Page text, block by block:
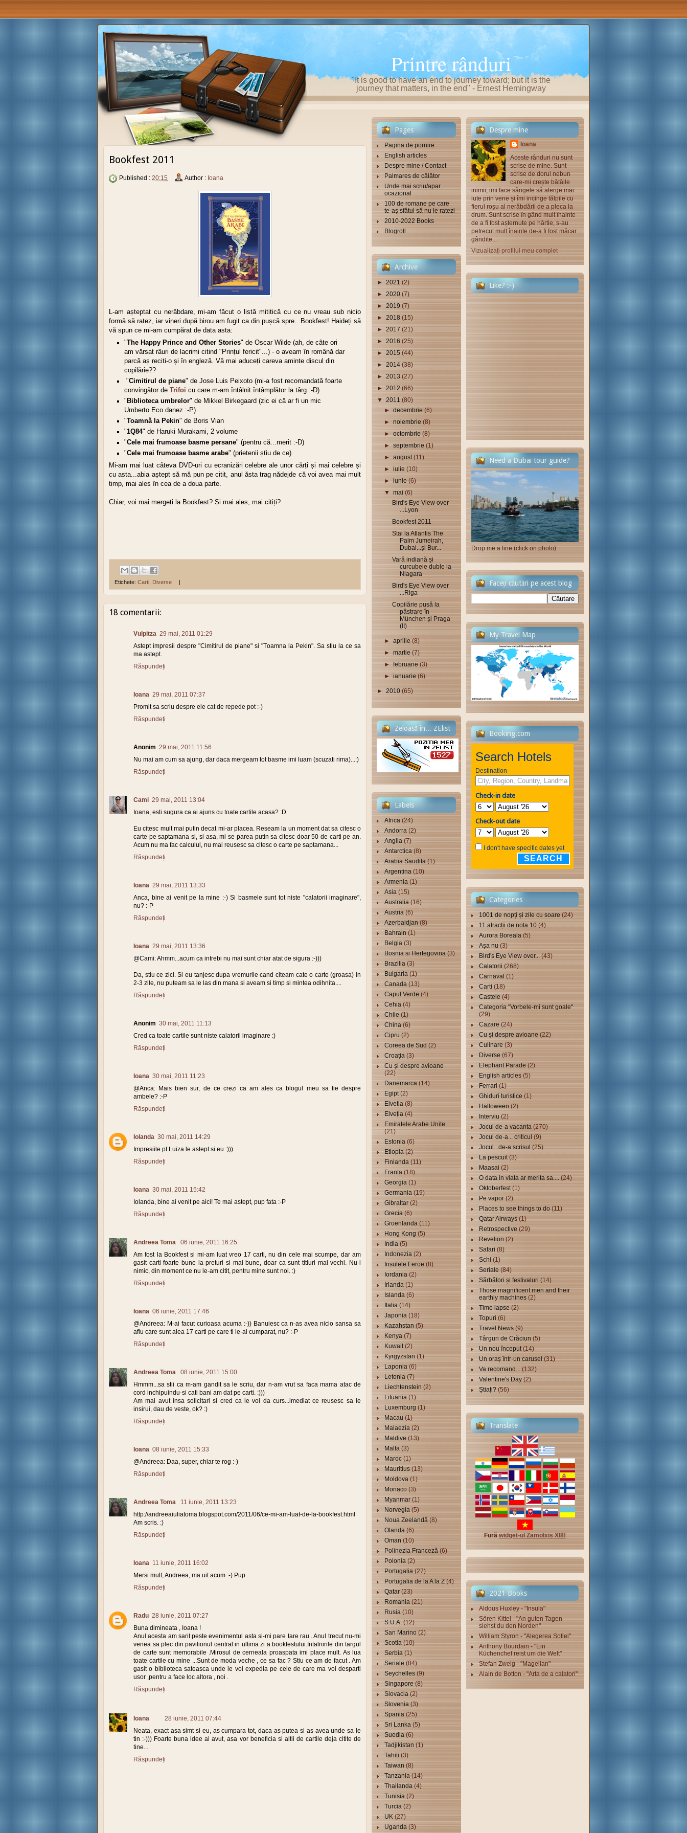
Printre rânduri
"It is good to have an end to journey toward; but it is the
journey that matters, in the end" - Ernest Hemingway
Bookfest 2011
Published : 20:15 Author : Ioana
L-am așteptat cu nerăbdare, mi-am făcut o listă mititică cu ce nu vreau sub nicio
formă să ratez, iar vineri după birou am fugit ca din pușcă spre...Bookfest! Haideți să
vă spun ce mi-am cumpărat de data asta:
"The Happy Prince and Other Stories" de Oscar Wilde (ah, de câte ori
am vărsat râuri de lacrimi citind "Prințul fericit"...) - o aveam în română dar
parcă aș reciti-o și în engleză. Vă mai aduceți careva aminte discul din
copilărie??
"Cimitirul de piane" de Jose Luis Peixoto (mi-a fost recomandată foarte
convingător de Trifoi cu care m-am întâlnit întâmplător la târg :-D)
" Biblioteca umbrelor" de Mikkel Birkegaard (zic ei că ar fi un mic
Umberto Eco danez :-P)
"Toamnă la Pekin" de Boris Vian
"1Q84" de Haruki Murakami, 2 volume
"Cele mai frumoase basme persane" (pentru că...merit :-D)
"Cele mai frumoase basme arabe" (prietenii știu de ce)
Mi-am mai luat câteva DVD-uri cu ecranizări celebre ale unor cărți și mai celebre și
cu asta...abia aștept să mă pun pe citit, anul ăsta trag nădejde că voi avea mai mult
timp, mai ales în cea de a doua parte.
Chiar, voi mai mergeți la Bookfest? Și mai ales, mai citiți?
Etichete: Carti Diverse |
18 comentarii:
Vulpitza 29 mai, 2011 01:29
Astept impresii despre "Cimitirul de piane" si "Toamna la Pekin". Sa stiu la ce sa
ma astept.
Răspundeți
Ioana 29 mai, 2011 07:37
Promit sa scriu despre ele cat de repede pot :-)
Răspundeți
Anonim 29 mai, 2011 11:56
Nu mai am cum sa ajung, dar daca mergeam tot basme imi luam (scuzati rima)...:)
Răspundeți
Cami 29 mai, 2011 13:04
Ioana, esti sugura ca ai ajuns cu toate cartile acasa? :D
Eu citesc mult mai putin decat mi-ar placea. Reseam la un moment dat sa citesc o
carte pe saptamana si, si-asa, mi se parea putin sa citesc doar 50 de carti pe an.
Acum nu ma fac calculul, nu mai reusesc sa citesc o carte pe saptamana...
Răspundeți
Ioana 29 mai, 2011 13:33
Anca, bine ai venit pe la mine :-) Si basmele sunt tot niste "calatorii imaginare",
nu? :-P
Răspundeți
Ioana 29 mai, 2011 13:36
@Cami: Ahmm...acum ca intrebi nu mai sunt chiar atat de sigura :-)))
Da, stiu ce zici. Si eu tanjesc dupa vremurile cand citeam cate o carte (groasa) in
2-3 zile, nu puteam sa le las din mana si aveam si timp si mintea odihnita....
Răspundeți
Anonim 30 mai, 2011 11:13
Cred ca toate cartile sunt niste calatorii imaginare :)
Răspundeți
Ioana 30 mai, 2011 11:23
@Anca: Mais bien sur, de ce crezi ca am ales ca blogul meu sa fie despre
ambele? :-P
Răspundeți
Iolanda 30 mai, 2011 14:29
Impresiile pt Luiza le astept si eu :)))
Răspundeți
Ioana 30 mai, 2011 15:42
Iolanda, bine ai venit pe aici! Te mai astept, pup fata :-P
Răspundeți
Andreea Toma
06 iunie, 2011 16:25
Am fost la Bookfest si mi-am luat vreo 17 carti, nu din cele mai scumpe, dar am
gasit carti foarte bune la preturi si mai bune, doar ca sunt titluri mai vechi. Nu-i
nimic, din moment ce nu le-am citit, pentru mine sunt noi. :)
Răspundeți
Ioana 06 iunie, 2011 17:46
@Andreea: M-ai facut curioasa acuma :-)) Banuiesc ca n-as avea nicio sansa sa
aflu care sunt alea 17 carti pe care ti le-ai cumparat, nu? :-P
Răspundeți
Andreea Toma
08 iunie, 2011 15:00
Hmmm...sa stii ca m-am gandit sa le scriu, dar n-am vrut sa faca mama atac de
cord inchipuindu-si cati bani am dat pe carti. :)))
Am mai avut insa solicitari si cred ca le voi da curs...imediat ce reusesc sa le
insirui, dau de veste, ok? :)
Răspundeți
Ioana 08 iunie, 2011 15:33
@Andreea: Daa, super, chiar te rog :-)
Răspundeți
Andreea Toma
11 iunie, 2011 13:23
http://andreeaiuliatoma.blogspot.com/2011/06/ce-mi-am-luat-de-la-bookfest.html
Am scris. :)
Răspundeți
Ioana 11 iunie, 2011 16:02
Mersi mult, Andreea, ma uit acum :-) Pup
Răspundeți
Radu 28 iunie, 2011 07:27
Buna dimineata , Ioana !
Anul acesta am sarit peste evenimentul asta si-mi pare tare rau . Anul trecut nu-mi
venea sa plec din pavilionul central in ultima zi a bookfestului.Intalnirile din targul
de carte sunt memorabile .Mirosul de cerneala proaspata imi place mult. As lua
toate cartile cu mine ...Sunt de moda veche , ce sa fac ? Stiu ce am de facut . Am
gasit o biblioteca sateasca unde le voi expedia pe cele de care ma voi desparti
usor ,pentru a face loc altora , noi .
Răspundeți
Ioana
28 iunie, 2011 07:44
Neata, exact asa simt si eu, as cumpara tot, daca as putea si as avea unde sa le
tin :-))) Foarte buna idee ai avut, asa vor beneficia si altii de cartile deja citite de
tine...
Răspundeți
Pages
Pagina de pornire
English articles
Despre mine / Contact
Palmares de călător
Unde mai scriu/apar
ocazional
100 de romane pe care
te-aș sfătui să nu le ratezi
2010-2022 Books
Blogroll
Archive
► 2021 (2)
► 2020 (7)
► 2019 (7)
► 2018 (15)
► 2017 (21)
► 2016 (25)
► 2015 (44)
► 2014 (38)
►2013 (27)
►2012 (66)
▼ 2011 (80)
►decembrie (6)
►noiembrie (8)
►octombrie (8)
►septembrie (1)
►august (11)
►iulie (10)
►iunie (6)
▼mai (6)
Bird's Eye View over
...Lyon
Bookfest 2011
Stai la Atlantis The
Palm Jumeirah,
Dubai...și Bur...
Vară indiană și
curcubeie duble la
Niagara
Bird's Eye View over
...Riga
Copilărie pusă la
păstrare în
München și Praga
(II)
►aprilie (8)
►martie (7)
►februarie (3)
►ianuarie (6)
►2010 (65)
Zeloasă în... ZElist
:-)
Labels
Africa (24)
Andorra (2)
Anglia (7)
Antarctica (8)
Arabia Saudita (1)
Argentina (10)
Armenia (1)
Asia (15)
Australia (16)
Austria (6)
Azerbaidjan (8)
Bahrain (1)
Belgia (3)
Bosnia si Hertegovina (3)
Brazilia (3)
Bulgaria (1)
Canada (13)
Capul Verde (4)
Cehia (4)
Chile (1)
China (6)
Cipru (2)
Coreea de Sud (2)
Croația (3)
Cu și despre avioane
(22)
Danemarca (14)
Egipt (2)
Elvetia (8)
Elveția (4)
Emiratele Arabe Unite
(21)
Estonia (6)
Etiopia (2)
Finlanda (11)
Franta (18)
Georgia (1)
Germania (19)
Gibraltar (2)
Grecia (6)
Groenlanda (11)
Hong Kong (5)
India (5)
Indonezia (2)
Insulele Feroe (8)
Iordania (2)
Irlanda (1)
Islanda (6)
Italia (14)
Japonia (18)
Kazahstan (5)
Kenya (7)
Kuwait (2)
Kyrgyzstan (1)
Laponia (6)
Letonia (7)
Liechtenstein (2)
Lituania (1)
Luxemburg (1)
Macau (1)
Malaezia (2)
Maldive (13)
Malta (3)
Maroc (1)
Mauritius (13)
Moldova (1)
Monaco (3)
Myanmar (1)
Norvegia (5)
Noua Zeelandă (8)
Olanda (6)
Oman (10)
Polinezia Franceză (6)
Polonia (2)
Portugalia (27)
Portugalia de la A la Z (4)
Qatar (23)
Romania (21)
Rusia (10)
S.U.A. (12)
San Marino (2)
Scotia (10)
Serbia (1)
Seriale (84)
Seychelles (9)
Singapore (8)
Slovacia (2)
Slovenia (3)
Spania (25)
Sri Lanka (5)
Suedia (6)
Tadjikistan (1)
Tahiti (3)
Taiwan (8)
Tanzania (14)
Thailanda (4)
Tunisia (2)
Turcia (2)
UK (27)
Uganda (3)
Despre mine
Ioana
Aceste rânduri nu sunt
scrise de mine. Sunt
scrise de dorul nebun
care-mi crește bătăile
inimii, imi face sângele să alerge mai
iute prin vene și îmi incinge tălpile cu
fierul roșu al nerăbdării de a pleca la
drum. Sunt scrise în gând mult înainte
de a fi fost așternute pe hârtie, s-au
petrecut mult înainte de-a fi fost măcar
gândite...
Vizualizați profilul meu complet
Like? :-)
Need a Dubai tour guide?
Drop me a line (click on photo)
Faceți căutări pe acest blog
My Travel Map
Booking.com
Search Hotels
Destination
Check-in date
Check-out date
I don't have specific dates yet
SEARCH
Categories
1001 de nopți și zile cu soare (24)
11 atracții de nota 10 (4)
Aurora Boreala (5)
Așa nu (3)
Bird's Eye View over... (43)
Calatorii (268)
Carnaval (1)
Carti (18)
Castele (4)
Categoria "Vorbele-mi sunt goale"
(29)
Cazare (24)
Cu și despre avioane (22)
Culinare (3)
Diverse (67)
Elephant Parade (2)
English articles (5)
Ferrari (1)
Ghiduri turistice (1)
Halloween (2)
Interviu (2)
Jocul de-a vacanta (270)
Jocul de-a... criticul (9)
Jocul...de-a scrisul (25)
La pescuit (3)
Maasai (2)
O data in viata ar merita sa.... (24)
Oktoberfest (1)
Pe vapor (2)
Places to see things to do (11)
Qatar Airways (1)
Retrospective (29)
Revelion (2)
Safari (8)
Schi (1)
Seriale (84)
Sărbători și festivaluri (14)
Those magnificent men and their
earthly machines (2)
Time lapse (2)
Topuri (6)
Travel News (9)
Târguri de Crăciun (5)
Un nou început (14)
Un oraș într-un carusel (31)
Va recomand...
(132)
Valentine's Day (2)
Știați? (56)
Translate
Furăwidget-ul Zamolxis Xl8!
2021 Books
Aldous Huxley - "Insula"
Sören Kittel - "An guten Tagen
siehst du den Norden"
William Styron - "Alegerea Sofiei"
Anthony Bourdain - "Ein
Küchenchef reist um die Welt"
Stefan Zweig - "Magellan"
Alain de Botton - "Arta de a calatori"